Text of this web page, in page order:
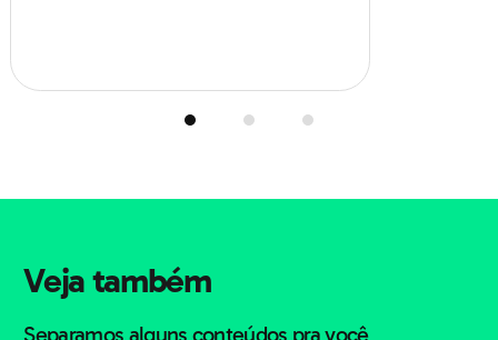
noções de SQL e Excel. Não para todo mundo virar
analista de dados, mas para saber conversar com os
Veja também